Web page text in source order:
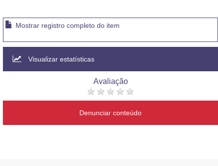
Mostrar registro completo do item
Visualizar estatísticas
Avaliação
Denunciar conteúdo